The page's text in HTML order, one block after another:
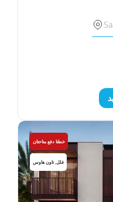
خطتا دفع متاحتان
فلل, تاون هاوس